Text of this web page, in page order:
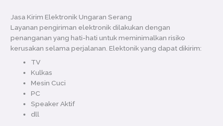
Jasa Kirim Elektronik Ungaran Serang
Layanan pengiriman elektronik dilakukan dengan
penanganan yang hati-hati untuk meminimalkan risiko
kerusakan selama perjalanan. Elektonik yang dapat dikirim:
TV
Kulkas
Mesin Cuci
PC
Speaker Aktif
dll